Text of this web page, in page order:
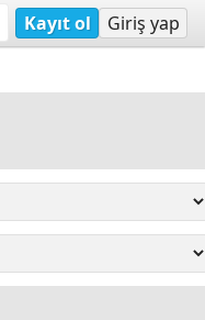
Kayıt ol Giriş yap